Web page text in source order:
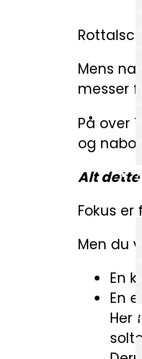
Mens
messer
På over
og
Alt
Fokus
Men du
En
En
Her